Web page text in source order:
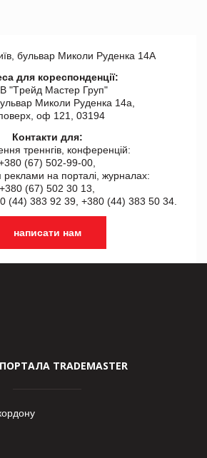
бульвар Миколи Руденка 14А
для кореспонденції:
"Tрейд Мастер Груп"
Миколи Руденка 14а,
оф 121, 03194
Контакти для:
треннгів, конференцій:
(67) 502-99-00,
на порталі, журналах:
+380 (67) 502 30 13,
(44) 383 92 39, +380 (44) 383 50 34.
написати нам
TRADEMASTER